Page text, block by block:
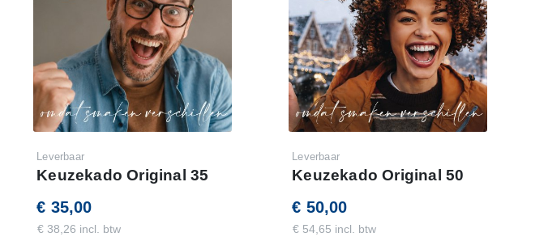
Leverbaar
Keuzekado Original 35
€ 35,00
€ 38,26 incl. btw
Leverbaar
Keuzekado Original 50
€ 50,00
€ 54,65 incl. btw